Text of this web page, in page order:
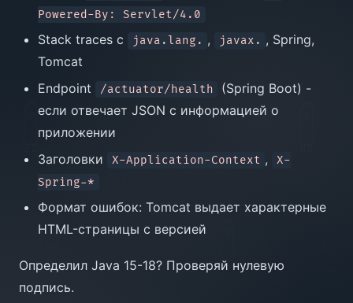
Powered-By: Servlet/4.0
Stack traces с java.lang. , javax. , Spring,
Tomcat
Endpoint
/actuator/health
(Spring Boot) -
если отвечает JSON с информацией о
приложении
Заголовки
X-Application-Context ,
X-
Spring-*
Формат ошибок: Tomcat выдает характерные
HTML-страницы с версией
Определил Java 15-18? Проверяй нулевую
подпись.